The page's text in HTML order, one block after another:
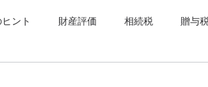
ント 財産評価 相続税 贈与